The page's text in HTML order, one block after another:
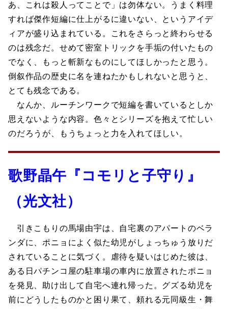
あ、これは殺人ってことで」は勿体ない。うまく料理
すれば傑作短編に仕上がるに違いない、というアイデ
ィアが盛り込まれている。これをさらっと終わらせる
のは残念だ。せめて密室トリックを手垢の付いたもの
でなく、もっと斬新なものにしてほしかったと思う。
倒叙作品の歴史に名を連ねたかもしれないと思うと、
とても残念である。
なんか、ルーチンワークで短編を書いているとしか
思えないような内容。色々とシリーズを抱えて忙しい
のだろうが、もうちょっと力を入れてほしい。
歌野晶午『コモリと子守り』
（光文社）
引きこもりの馬場由宇は、自宅裏のアパートのベラ
ンダに、ポニョによく似た幼児がしょっちゅう放りだ
されていることに気づく。虐待を疑いはじめた彼は、
ある日パチンコ屋の駐車場の車内に放置されたポニョ
を発見、助け出して自宅へ連れ帰った。グズる幼児を
前にどうしたものかと困り果て、頼れる元同級生・舞